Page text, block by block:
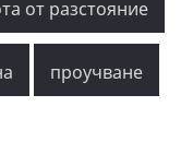
от разстояние
проучване